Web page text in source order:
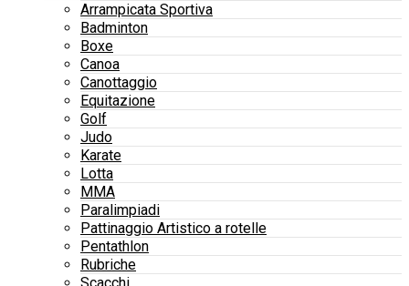
Arrampicata Sportiva
Badminton
Boxe
Canoa
Canottaggio
Equitazione
Golf
Judo
Karate
Lotta
MMA
Paralimpiadi
Pattinaggio Artistico a rotelle
Pentathlon
Rubriche